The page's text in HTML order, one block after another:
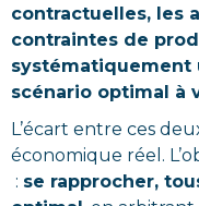
contractuelles, les
contraintes de
systématiquement
scénario optimal à
L’écart entre ces
économique réel.
: se rapprocher,